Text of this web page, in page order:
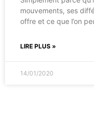
mouvements, ses
offre et ce que l’on
LIRE PLUS »
14/01/2020